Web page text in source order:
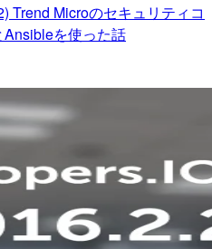
Trend Microのセキュリティコ
を使った話